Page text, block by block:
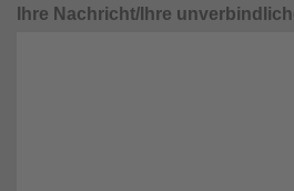
Ihre Nachricht/Ihre